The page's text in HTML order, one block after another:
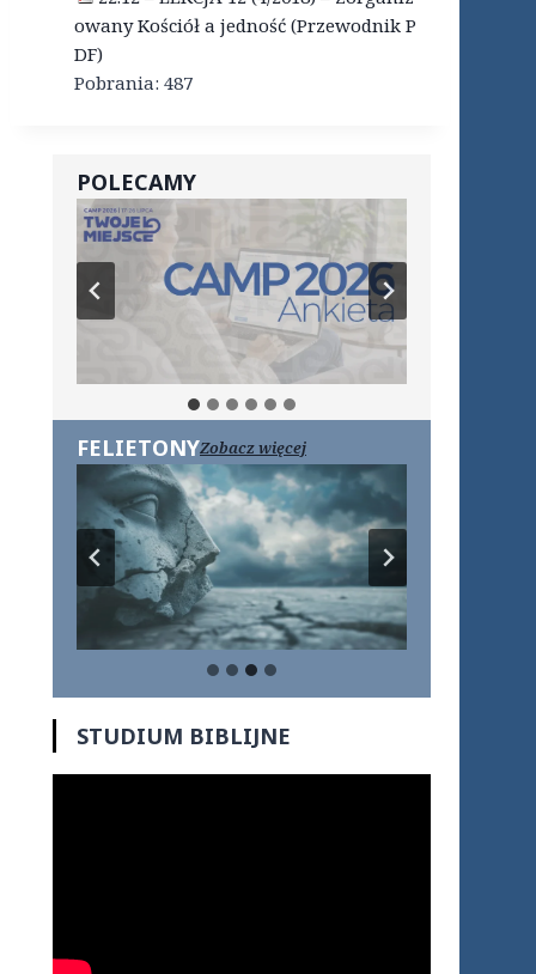
owany Kościół a jedność (Przewodnik P
DF)
Pobrania: 487
POLECAMY
FELIETONYZobacz więcej
STUDIUM BIBLIJNE